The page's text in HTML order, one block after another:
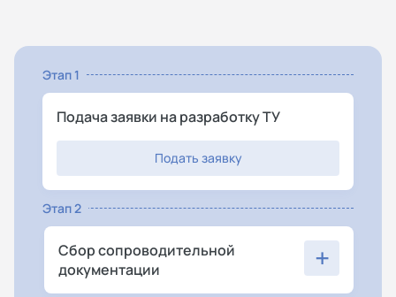
Этап 1
Подача заявки на разработку ТУ
Подать заявку
Этап 2
Сбор сопроводительной
документации
+